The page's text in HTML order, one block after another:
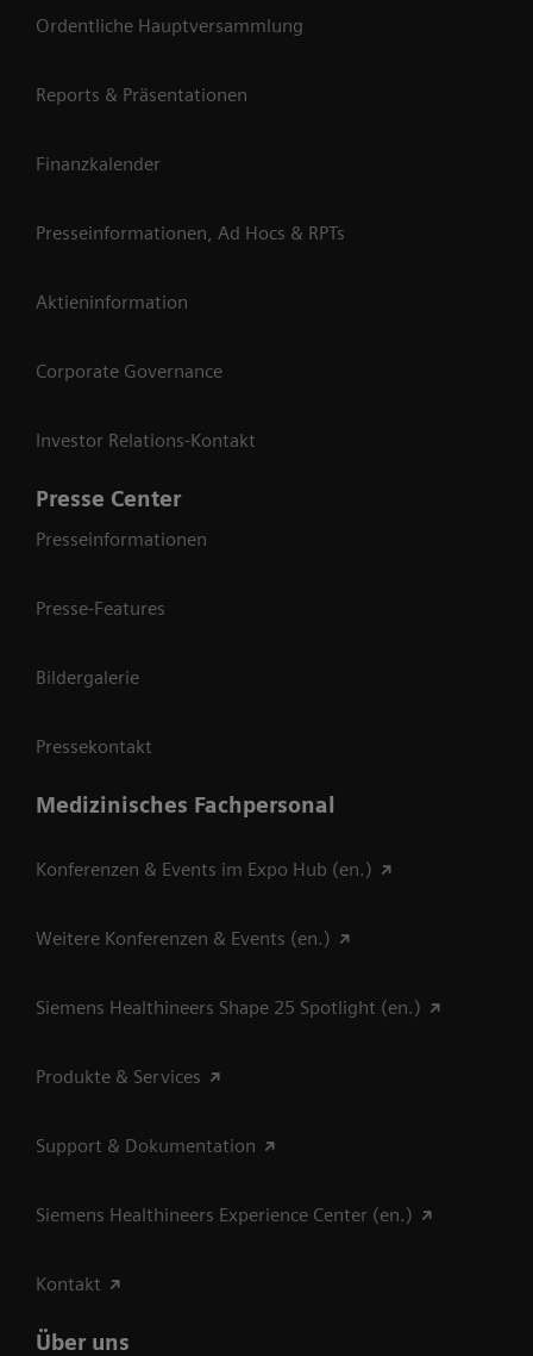
Ordentliche Hauptversammlung
Reports & Präsentationen
Finanzkalender
Presseinformationen, Ad Hocs & RPTs
Aktieninformation
Corporate Governance
Investor Relations-Kontakt
Presse Center
Presseinformationen
Presse-Features
Bildergalerie
Pressekontakt
Medizinisches Fachpersonal
Konferenzen & Events im Expo Hub (en.)
Weitere Konferenzen & Events (en.)
Siemens Healthineers Shape 25 Spotlight (en.)
Produkte & Services
Support & Dokumentation
Siemens Healthineers Experience Center (en.)
Kontakt
Über uns